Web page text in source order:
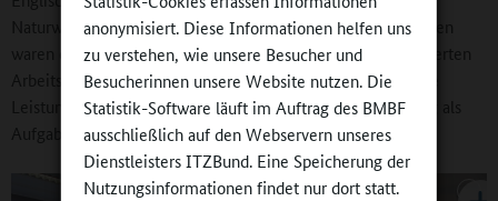
anonymisiert. Diese Informationen helfen uns
zu verstehen, wie unsere Besucher und
Besucherinnen unsere Website nutzen. Die
Statistik-Software läuft im Auftrag des BMBF
ausschließlich auf den Webservern unseres
Dienstleisters ITZBund. Eine Speicherung der
Nutzungsinformationen findet nur dort statt.
Naturwissenschaften weiterbilden. Themen der Fortbildungen
waren die Individualisierung der Lernprozesse mit strukturierten
Arbeitshilfen und einer fundierten Rückmeldekultur, die die
Leistungsbewertung einschließt, sowie die Sprachförderung als
Aufgabe aller Fächer.